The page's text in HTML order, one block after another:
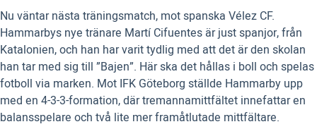
Nu väntar nästa träningsmatch, mot spanska Vélez CF.
Hammarbys nye tränare Martí Cifuentes är just spanjor, från
Katalonien, och han har varit tydlig med att det är den skolan
han tar med sig till ”Bajen”. Här ska det hållas i boll och spelas
fotboll via marken. Mot IFK Göteborg ställde Hammarby upp
med en 4-3-3-formation, där tremannamittfältet innefattar en
balansspelare och två lite mer framåtlutade mittfältare.